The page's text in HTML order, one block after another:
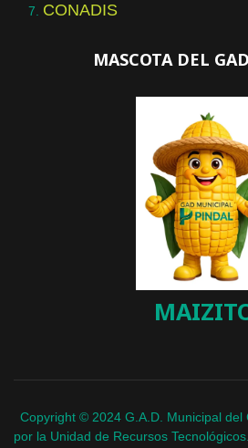
CONADIS
MASCOTA DEL
Copyright © 2024 G.A.D. Municipal del
por la Unidad de Recursos